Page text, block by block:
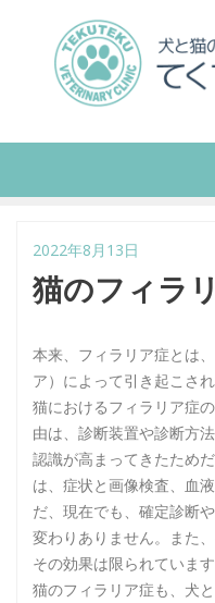
2022年8月13日
猫のフィラ
本来、フィラリア症とは
ア）によって引き起こさ
猫におけるフィラリア症
由は、診断装置や診断方
認識が高まってきたため
は、症状と画像検査、血
だ、現在でも、確定診断
変わりありません。また
その効果は限られています
猫のフィラリア症も、犬